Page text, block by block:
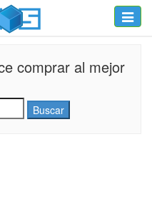
Toggle
comprar al mejor